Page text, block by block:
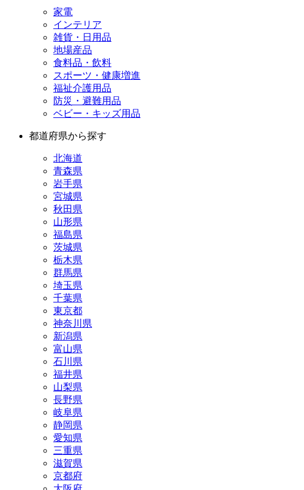
家電
インテリア
雑貨・日用品
地場産品
食料品・飲料
スポーツ・健康増進
福祉介護用品
防災・避難用品
ベビー・キッズ用品
都道府県から探す
北海道
青森県
岩手県
宮城県
秋田県
山形県
福島県
茨城県
栃木県
群馬県
埼玉県
千葉県
東京都
神奈川県
新潟県
富山県
石川県
福井県
山梨県
長野県
岐阜県
静岡県
愛知県
三重県
滋賀県
京都府